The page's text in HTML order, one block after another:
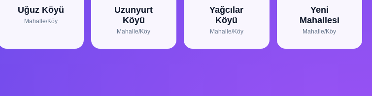
Uğuz Köyü
Mahalle/Köy
Uzunyurt
Köyü
Mahalle/Köy
Yağcılar
Köyü
Mahalle/Köy
Yeni
Mahallesi
Mahalle/Köy